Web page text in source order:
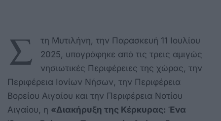
Σ
τη Μυτιλήνη, την Παρασκευή 11 Ιουλίου
2025, υπογράφηκε από τις τρεις αμιγώς
νησιωτικές Περιφέρειες της χώρας, την
Περιφέρεια Ιονίων Νήσων, την Περιφέρεια
Βορείου Αιγαίου και την Περιφέρεια Νοτίου
Αιγαίου, η «Διακήρυξη της Κέρκυρας: Ένα